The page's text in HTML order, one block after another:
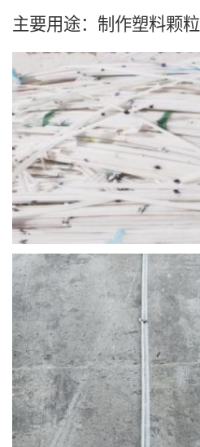
主要用途：制作塑料颗粒